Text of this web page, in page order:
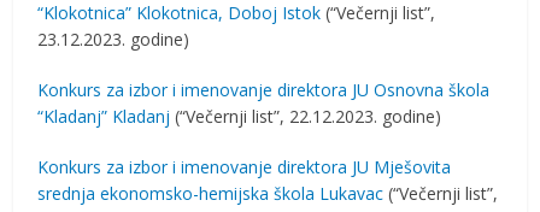
“Klokotnica” Klokotnica, Doboj Istok (“Večernji list”,
23.12.2023. godine)
Konkurs za izbor i imenovanje direktora JU Osnovna škola
“Kladanj” Kladanj (“Večernji list”, 22.12.2023. godine)
Konkurs za izbor i imenovanje direktora JU Mješovita
srednja ekonomsko-hemijska škola Lukavac (“Večernji list”,